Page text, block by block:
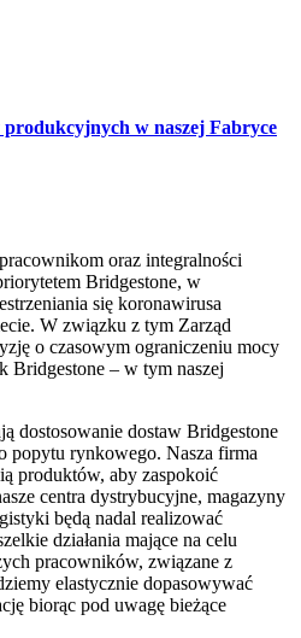
produkcyjnych w naszej Fabryce
oraz integralności
Bridgestone, w
się koronawirusa
W związku z tym Zarząd
o czasowym ograniczeniu mocy
Bridgestone – w tym naszej
dostosowanie dostaw Bridgestone
popytu rynkowego. Nasza firma
produktów, aby zaspokoić
centra dystrybucyjne, magazyny
będą nadal realizować
działania mające na celu
pracowników, związane z
elastycznie dopasowywać
biorąc pod uwagę bieżące